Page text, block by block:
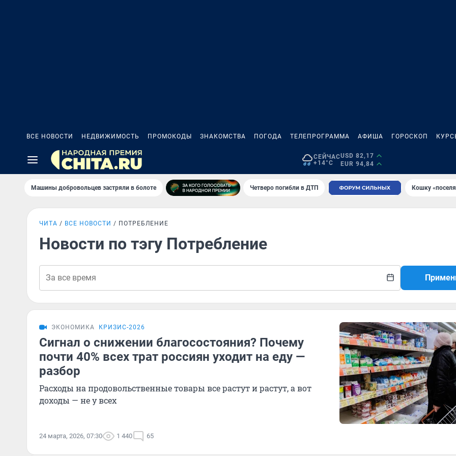
ВСЕ НОВОСТИ НЕДВИЖИМОСТЬ ПРОМОКОДЫ ЗНАКОМСТВА ПОГОДА ТЕЛЕПРОГРАММА АФИША ГОРОСКОП
СЕЙЧАС
+14°C
USD 82,17
EUR 94,84
Машины добровольцев застряли в болоте Четверо погибли в ДТП Кошку
ЧИТА ВСЕ НОВОСТИ ПОТРЕБЛЕНИЕ
Новости по тэгу Потребление
ЭКОНОМИКА КРИЗИС-2026
Сигнал о снижении благосостояния? Почему
почти 40% всех трат россиян уходит на еду —
разбор
Расходы на продовольственные товары все растут и растут, а вот
доходы — не у всех
24 марта, 2026, 07:30 1 440 65